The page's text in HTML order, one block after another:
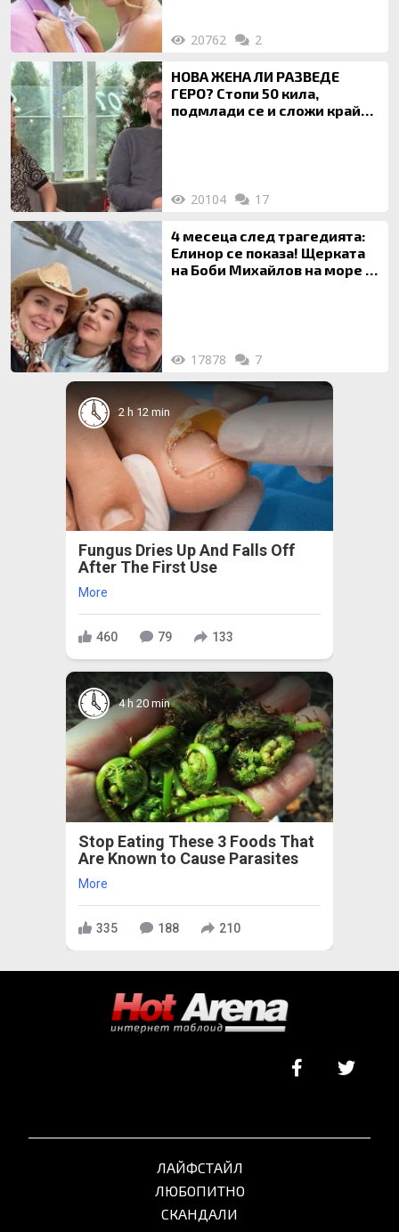
20762 2
НОВА ЖЕНА ЛИ РАЗВЕДЕ
ГЕРО? Стопи 50 кила,
подмлади се и сложи край
20104 17
4 месеца след трагедията:
Елинор се показа! Щерката
на Боби Михайлов на море с
17878 7
2 h 12 min
Fungus Dries Up And Falls Off
After The First Use
More
460 79 133
4 h 20 min
Stop Eating These 3 Foods That
Are Known to Cause Parasites
More
335 188 210
ЛАЙФСТАЙЛ
ЛЮБОПИТНО
СКАНДАЛИ